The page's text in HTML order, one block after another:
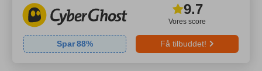
Vores score
9.7
Spar88% Få tilbuddet!